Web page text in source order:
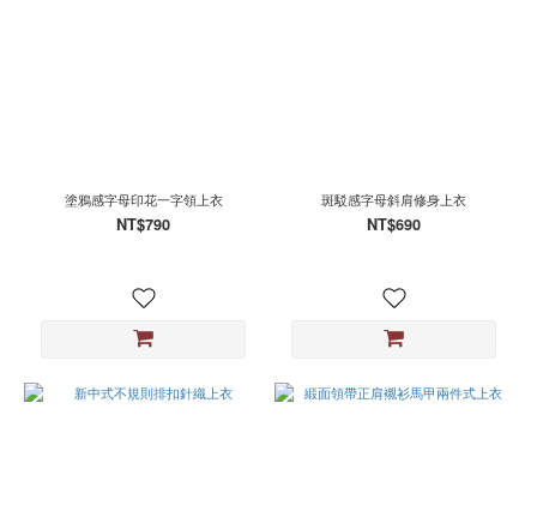
塗鴉感字母印花一字領上衣
NT$790
斑駁感字母斜肩修身上衣
NT$690